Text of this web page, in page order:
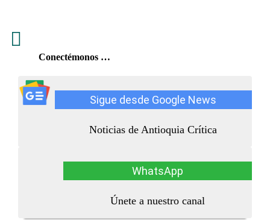

Conectémonos …
Sigue desde Google News
Noticias de Antioquia Crítica
WhatsApp
Únete a nuestro canal